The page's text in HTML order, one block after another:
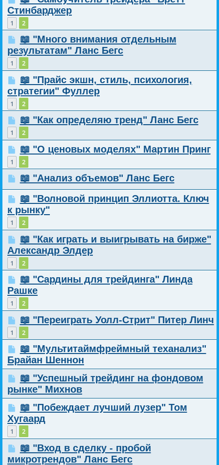
Стинбарджер
1 2
📖 "Много внимания отдельным
результатам" Ланс Бегс
1 2
📖 "Прайс экшн, стиль, психология,
стратегии" Фуллер
1 2
📖 "Как определяю тренд" Ланс Бегс
1 2
📖 "О ценовых моделях" Мартин Принг
1 2
📖 "Анализ объемов" Ланс Бегс
📖 "Волновой принцип Эллиотта. Ключ
к рынку"
1 2
📖 "Как играть и выигрывать на бирже"
Александр Элдер
1 2
📖 "Сардины для трейдинга" Линда
Рашке
1 2
📖 "Переиграть Уолл-Стрит" Питер Линч
1 2
📖 "Мультитаймфреймный теханализ"
Брайан Шеннон
📖 "Успешный трейдинг на фондовом
рынке" Михнов
📖 "Побеждает лучший лузер" Том
Хугаард
1 2
📖 "Вход в сделку - пробой
микротрендов" Ланс Бегс